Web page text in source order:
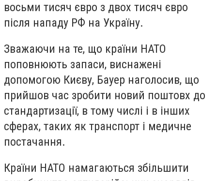
восьми тисяч євро з двох тисяч євро
після нападу РФ на Україну.
Зважаючи на те, що країни НАТО
поповнюють запаси, виснажені
допомогою Києву, Бауер наголосив, що
прийшов час зробити новий поштовх до
стандартизації, в тому числі і в інших
сферах, таких як транспорт і медичне
постачання.
Країни НАТО намагаються збільшити